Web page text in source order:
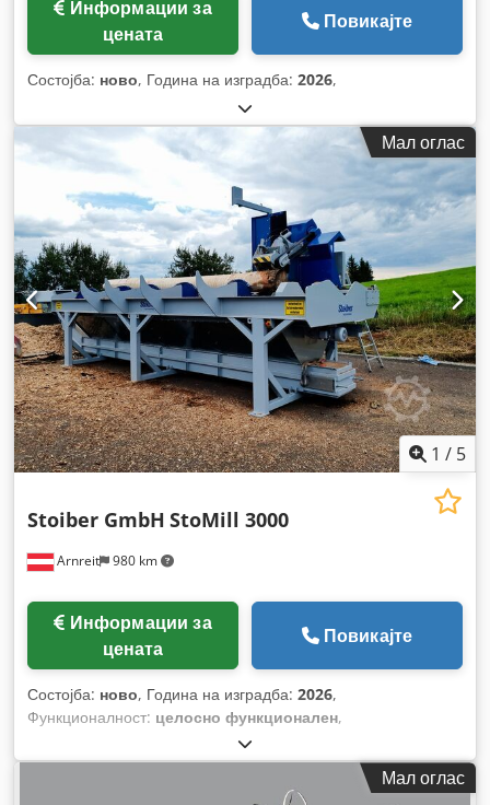
цената
Повикајте
Состојба: ново, Година на изградба: 2026,
Мал оглас
1 / 5
Arnreit 980 km
Stoiber GmbH StoMill 3000
цената
Повикајте
Состојба: ново, Година на изградба: 2026,
Функционалност: целосно функционален,
Мал оглас